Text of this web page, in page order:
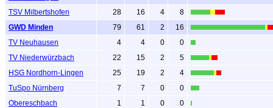
TSV Milbertshofen
28 16 4
8
GWD Minden
79 61 2
16
TV Neuhausen
4 4 0
0
TV Niederwürzbach
22 15 2
5
HSG Nordhorn-Lingen
25 19 2
4
TuSpo Nürnberg
7 7 0
0
Obereschbach
1 1 0
0